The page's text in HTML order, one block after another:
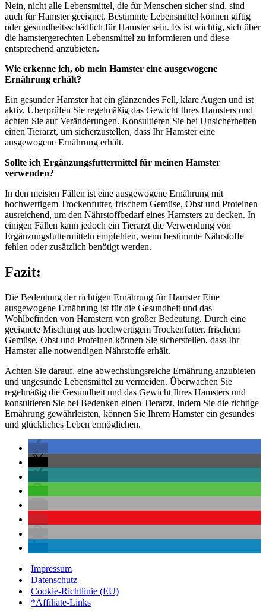
Nein, nicht alle Lebensmittel, die für Menschen sicher sind, sind
auch für Hamster geeignet. Bestimmte Lebensmittel können giftig
oder gesundheitsschädlich für Hamster sein. Es ist wichtig, sich über
die hamstergerechten Lebensmittel zu informieren und diese
entsprechend anzubieten.
Wie erkenne ich, ob mein Hamster eine ausgewogene
Ernährung erhält?
Ein gesunder Hamster hat ein glänzendes Fell, klare Augen und ist
aktiv. Überprüfen Sie regelmäßig das Gewicht Ihres Hamsters und
achten Sie auf Veränderungen. Konsultieren Sie bei Unsicherheiten
einen Tierarzt, um sicherzustellen, dass Ihr Hamster eine
ausgewogene Ernährung erhält.
Sollte ich Ergänzungsfuttermittel für meinen Hamster
verwenden?
In den meisten Fällen ist eine ausgewogene Ernährung mit
hochwertigem Trockenfutter, frischem Gemüse, Obst und Proteinen
ausreichend, um den Nährstoffbedarf eines Hamsters zu decken. In
einigen Fällen kann jedoch ein Tierarzt die Verwendung von
Ergänzungsfuttermitteln empfehlen, wenn bestimmte Nährstoffe
fehlen oder zusätzlich benötigt werden.
Fazit:
Die Bedeutung der richtigen Ernährung für Hamster Eine
ausgewogene Ernährung ist für die Gesundheit und das
Wohlbefinden von Hamstern von großer Bedeutung. Durch eine
geeignete Mischung aus hochwertigem Trockenfutter, frischem
Gemüse, Obst und Proteinen können Sie sicherstellen, dass Ihr
Hamster alle notwendigen Nährstoffe erhält.
Achten Sie darauf, eine abwechslungsreiche Ernährung anzubieten
und ungesunde Lebensmittel zu vermeiden. Überwachen Sie
regelmäßig die Gesundheit und das Gewicht Ihres Hamsters und
konsultieren Sie bei Bedenken einen Tierarzt. Indem Sie die richtige
Ernährung gewährleisten, können Sie Ihrem Hamster ein gesundes
und glückliches Leben ermöglichen.
Impressum
Datenschutz
Cookie-Richtlinie (EU)
*Affiliate-Links